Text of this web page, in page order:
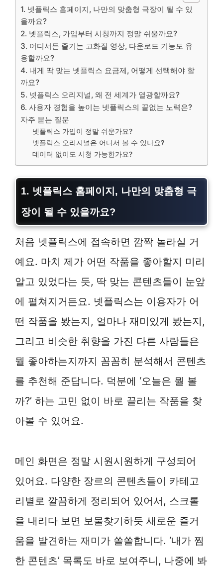
1. 넷플릭스 홈페이지, 나만의 맞춤형 극장이 될 수 있
을까요?
2. 넷플릭스, 가입부터 시청까지 정말 쉬울까요?
3. 어디서든 즐기는 고화질 영상, 다운로드 기능도 유
용할까요?
4. 내게 딱 맞는 넷플릭스 요금제, 어떻게 선택해야 할
까요?
5. 넷플릭스 오리지널, 왜 전 세계가 열광할까요?
6. 사용자 경험을 높이는 넷플릭스의 끝없는 노력은?
자주 묻는 질문
넷플릭스 가입이 정말 쉬운가요?
넷플릭스 오리지널은 어디서 볼 수 있나요?
데이터 없이도 시청 가능한가요?
1. 넷플릭스 홈페이지, 나만의 맞춤형 극
장이 될 수 있을까요?
처음 넷플릭스에 접속하면 깜짝 놀라실 거
예요. 마치 제가 어떤 작품을 좋아할지 미리
알고 있었다는 듯, 딱 맞는 콘텐츠들이 눈앞
에 펼쳐지거든요. 넷플릭스는 이용자가 어
떤 작품을 봤는지, 얼마나 재미있게 봤는지,
그리고 비슷한 취향을 가진 다른 사람들은
뭘 좋아하는지까지 꼼꼼히 분석해서 콘텐츠
를 추천해 준답니다. 덕분에 ‘오늘은 뭘 볼
까?’ 하는 고민 없이 바로 끌리는 작품을 찾
아볼 수 있어요.
메인 화면은 정말 시원시원하게 구성되어
있어요. 다양한 장르의 콘텐츠들이 카테고
리별로 깔끔하게 정리되어 있어서, 스크롤
을 내리다 보면 보물찾기하듯 새로운 즐거
움을 발견하는 재미가 쏠쏠합니다. ‘내가 찜
한 콘텐츠’ 목록도 바로 보여주니, 나중에 봐